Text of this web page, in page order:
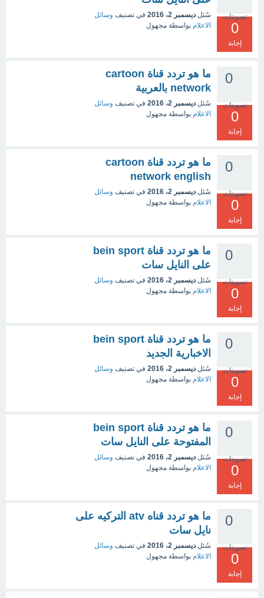
تصويتات
0
إجابة
سُئل ديسمبر 2، 2016 في تصنيف وسائل
الاعلام بواسطة مجهول
0
تصويتات
0
إجابة
ما هو تردد قناة cartoon
network بالعربية
سُئل ديسمبر 2، 2016 في تصنيف وسائل
الاعلام بواسطة مجهول
0
تصويتات
0
إجابة
ما هو تردد قناة cartoon
network english
سُئل ديسمبر 2، 2016 في تصنيف وسائل
الاعلام بواسطة مجهول
0
تصويتات
0
إجابة
ما هو تردد قناة bein sport
على النايل سات
سُئل ديسمبر 2، 2016 في تصنيف وسائل
الاعلام بواسطة مجهول
0
تصويتات
0
إجابة
ما هو تردد قناة bein sport
الاخبارية الجديد
سُئل ديسمبر 2، 2016 في تصنيف وسائل
الاعلام بواسطة مجهول
0
تصويتات
0
إجابة
ما هو تردد قناة bein sport
المفتوحة على النايل سات
سُئل ديسمبر 2، 2016 في تصنيف وسائل
الاعلام بواسطة مجهول
0
تصويتات
0
إجابة
ما هو تردد قناه atv التركيه على
نايل سات
سُئل ديسمبر 2، 2016 في تصنيف وسائل
الاعلام بواسطة مجهول